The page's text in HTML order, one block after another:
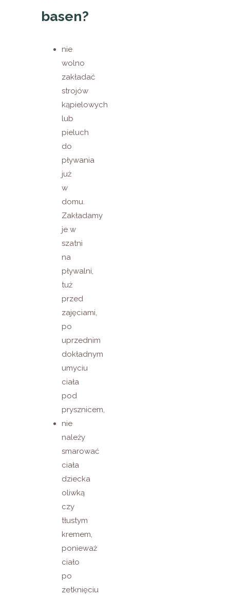
basen?
nie
wolno
zakładać
strojów
kąpielowych
lub
pieluch
do
pływania
już
w
domu.
Zakładamy
je w
szatni
na
pływalni,
tuż
przed
zajęciami,
po
uprzednim
dokładnym
umyciu
ciała
pod
prysznicem,
nie
należy
smarować
ciała
dziecka
oliwką
czy
tłustym
kremem,
ponieważ
ciało
po
zetknięciu